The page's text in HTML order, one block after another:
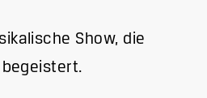
Show, die